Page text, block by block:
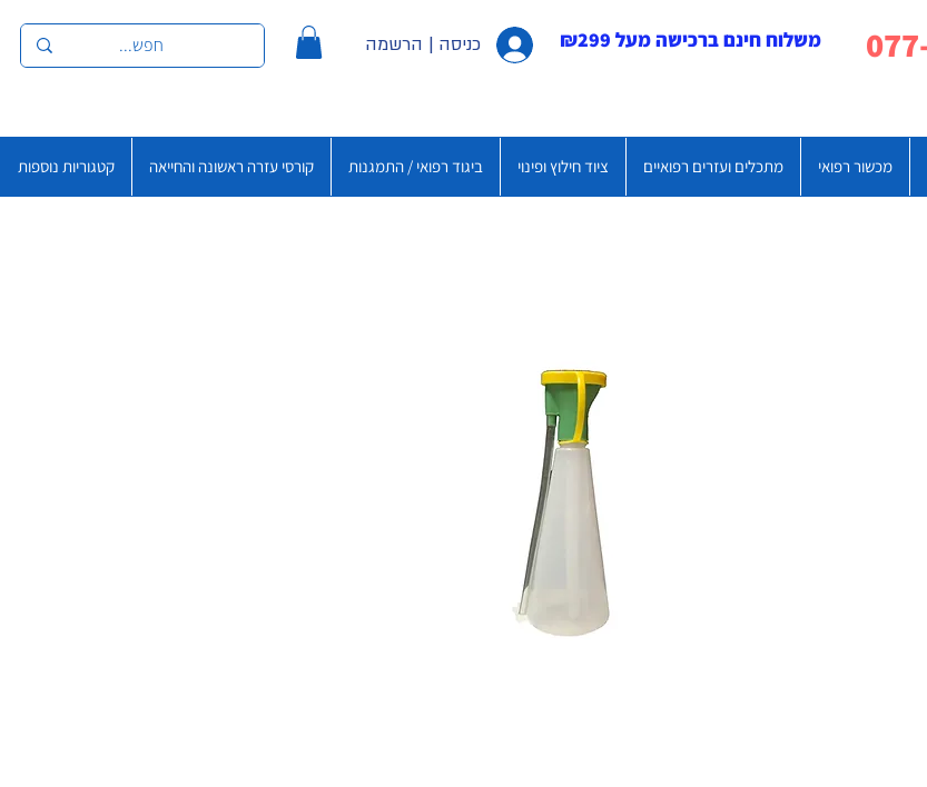
כניסה | הרשמה משלוח חינם ברכישה מעל ₪299
מכשור רפואי מתכלים ועזרים רפואיים ציוד חילוץ ופינוי ביגוד רפואי / התמגנות קורסי עזרה ראשונה והחייאה קטגוריות נוספות